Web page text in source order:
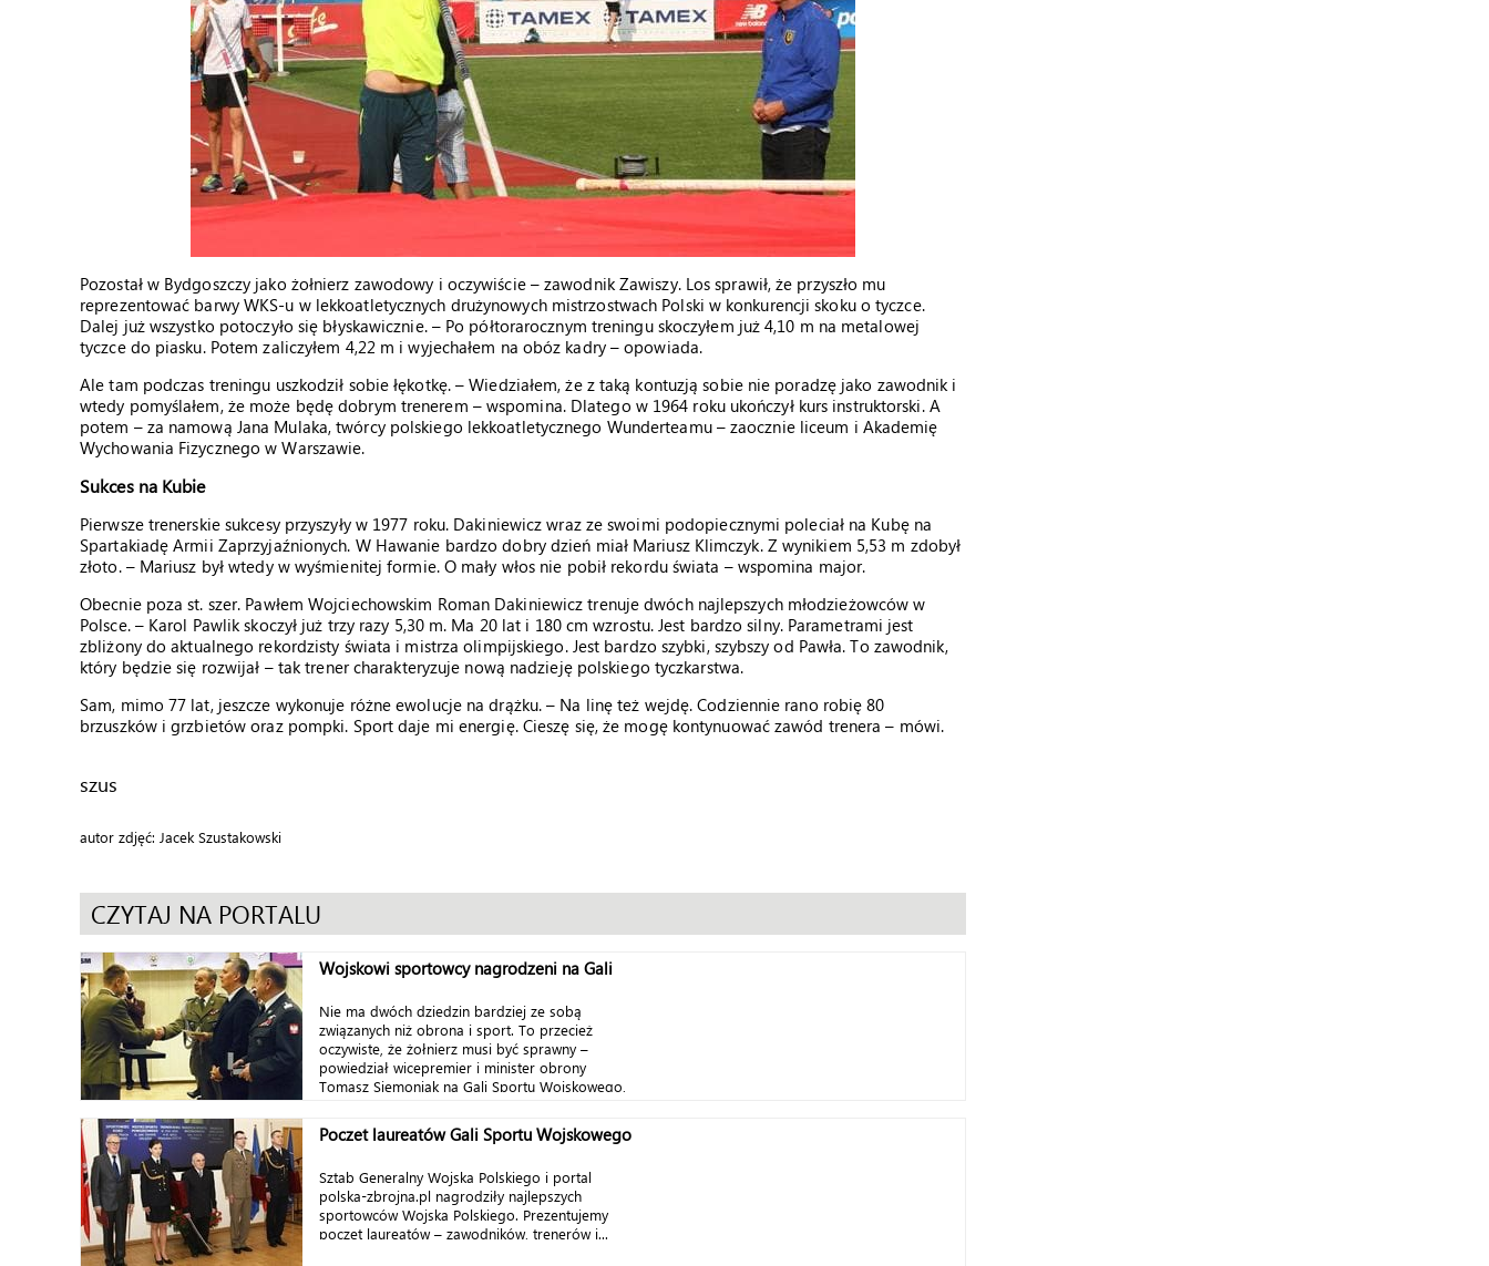
Pozostał w Bydgoszczy jako żołnierz zawodowy i oczywiście – zawodnik Zawiszy. Los sprawił, że przyszło mu
reprezentować barwy WKS-u w lekkoatletycznych drużynowych mistrzostwach Polski w konkurencji skoku o tyczce.
Dalej już wszystko potoczyło się błyskawicznie. – Po półtorarocznym treningu skoczyłem już 4,10 m na metalowej
tyczce do piasku. Potem zaliczyłem 4,22 m i wyjechałem na obóz kadry – opowiada.
Ale tam podczas treningu uszkodził sobie łękotkę. – Wiedziałem, że z taką kontuzją sobie nie poradzę jako zawodnik i
wtedy pomyślałem, że może będę dobrym trenerem – wspomina. Dlatego w 1964 roku ukończył kurs instruktorski. A
potem – za namową Jana Mulaka, twórcy polskiego lekkoatletycznego Wunderteamu – zaocznie liceum i Akademię
Wychowania Fizycznego w Warszawie.
Sukces na Kubie
Pierwsze trenerskie sukcesy przyszyły w 1977 roku. Dakiniewicz wraz ze swoimi podopiecznymi poleciał na Kubę na
Spartakiadę Armii Zaprzyjaźnionych. W Hawanie bardzo dobry dzień miał Mariusz Klimczyk. Z wynikiem 5,53 m zdobył
złoto. – Mariusz był wtedy w wyśmienitej formie. O mały włos nie pobił rekordu świata – wspomina major.
Obecnie poza st. szer. Pawłem Wojciechowskim Roman Dakiniewicz trenuje dwóch najlepszych młodzieżowców w
Polsce. – Karol Pawlik skoczył już trzy razy 5,30 m. Ma 20 lat i 180 cm wzrostu. Jest bardzo silny. Parametrami jest
zbliżony do aktualnego rekordzisty świata i mistrza olimpijskiego. Jest bardzo szybki, szybszy od Pawła. To zawodnik,
który będzie się rozwijał – tak trener charakteryzuje nową nadzieję polskiego tyczkarstwa.
Sam, mimo 77 lat, jeszcze wykonuje różne ewolucje na drążku. – Na linę też wejdę. Codziennie rano robię 80
brzuszków i grzbietów oraz pompki. Sport daje mi energię. Cieszę się, że mogę kontynuować zawód trenera – mówi.
szus
autor zdjęć: Jacek Szustakowski
CZYTAJ NA PORTALU
Wojskowi sportowcy nagrodzeni na Gali
Nie ma dwóch dziedzin bardziej ze sobą
związanych niż obrona i sport. To przecież
oczywiste, że żołnierz musi być sprawny –
powiedział wicepremier i minister obrony
Tomasz Siemoniak na Gali Sportu Wojskowego,
Poczet laureatów Gali Sportu Wojskowego
Sztab Generalny Wojska Polskiego i portal
polska-zbrojna.pl nagrodziły najlepszych
sportowców Wojska Polskiego. Prezentujemy
poczet laureatów – zawodników, trenerów i...